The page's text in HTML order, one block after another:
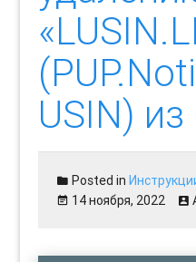
USIN)
Posted in
14 ноября, 2022